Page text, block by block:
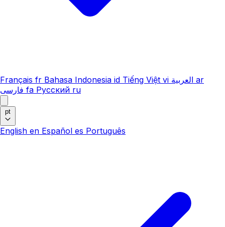
Français fr Bahasa Indonesia id Tiếng Việt vi العربية ar
فارسی fa Русский ru
pt
English en Español es Português